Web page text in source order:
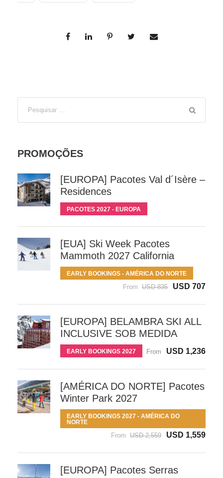
PROMOÇÕES
[EUROPA] Pacotes Val d´Isère –
Residences
PACOTES 2027 - EUROPA
[EUA] Ski Week Pacotes
Mammoth 2027 California
EARLY BOOKINGS - AMÉRICA DO NORTE
From USD 835 USD 707
[EUROPA] BELAMBRA SKI ALL
INCLUSIVE SOB MEDIDA
EARLY BOOKINGS 2027 From USD 1,236
[AMÉRICA DO NORTE] Pacotes
Winter Park 2027
EARLY BOOKINGS 2027 - AMÉRICA DO
NORTE
From USD 2,559 USD 1,559
[EUROPA] Pacotes Serras